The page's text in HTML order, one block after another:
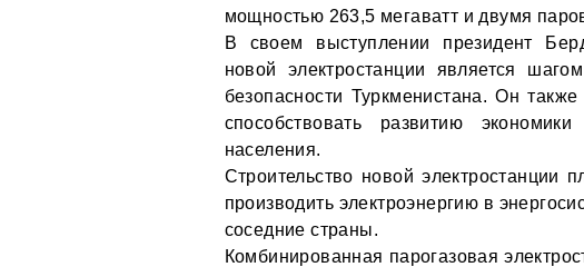
мощностью 263,5 мегаватт и двумя
В своем выступлении президент
новой электростанции является
безопасности Туркменистана. Он
способствовать развитию
населения.
Строительство новой электростанции
производить электроэнергию в
соседние страны.
Комбинированная парогазовая